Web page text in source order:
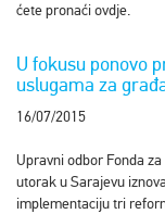
ćete pronaći ovdje.
U fokusu ponovo
uslugama za
16/07/2015
Upravni odbor Fonda
utorak u Sarajevu
implementaciju tri